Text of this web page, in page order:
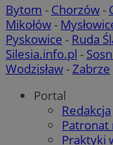
Bytom - Chorzów-
Mikołów-
Pyskowice - Ruda
Silesia.info.pl -
Wodzisław-Zabrze
Portal
Redakcja
Patronat
Praktyki